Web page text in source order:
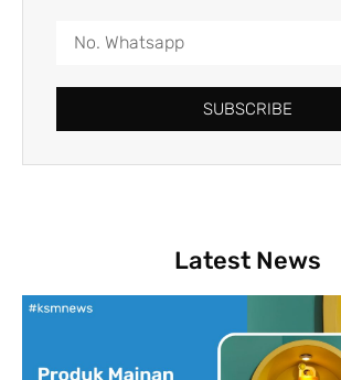
SUBSCRIBE
Latest News